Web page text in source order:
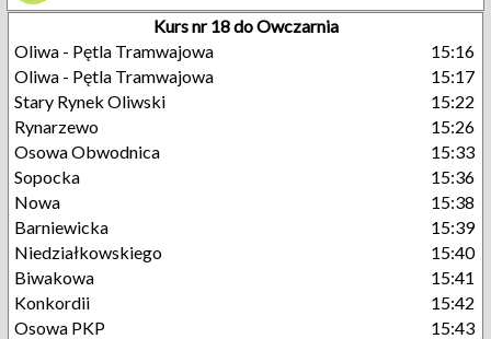
Kurs nr 18 do Owczarnia
Oliwa - Pętla Tramwajowa
15:16
Oliwa - Pętla Tramwajowa
15:17
Stary Rynek Oliwski
15:22
Rynarzewo
15:26
Osowa Obwodnica
15:33
Sopocka
15:36
Nowa
15:38
Barniewicka
15:39
Niedziałkowskiego
15:40
Biwakowa
15:41
Konkordii
15:42
Osowa PKP
15:43